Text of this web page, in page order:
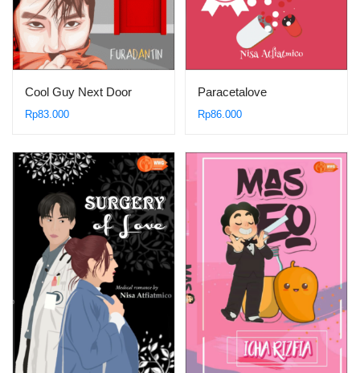
Cool Guy Next Door
Rp83.000
Paracetalove
Rp86.000